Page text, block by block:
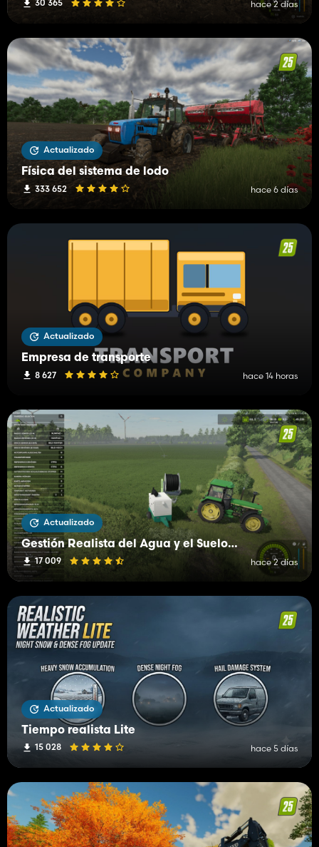
30 365 hace 2 días
Actualizado
Física del sistema de lodo
333 652 hace 6 días
Actualizado
Empresa de transporte
8 627 hace 14 horas
Actualizado
Gestión Realista del Agua y el Suelo (RWSM)
17 009 hace 2 días
Actualizado
Tiempo realista Lite
15 028 hace 5 días